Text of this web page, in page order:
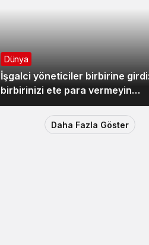
Dünya
İşgalci yöneticiler birbirine
birbirinizi ete para vermeyin…
Daha Fazla Göster